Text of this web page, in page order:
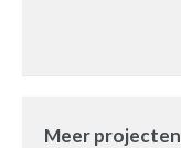
Meer projecten